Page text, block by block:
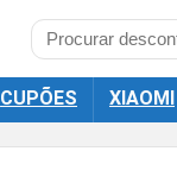
CUPÕES XIAOMI